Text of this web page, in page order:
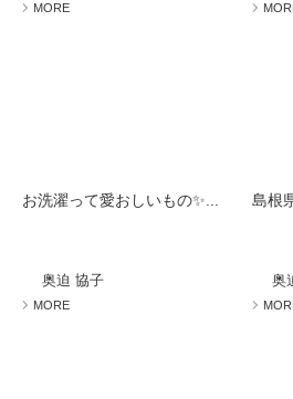
MORE
お洗濯って愛おしいもの✨...
奥迫 協子
MORE
島根
奥